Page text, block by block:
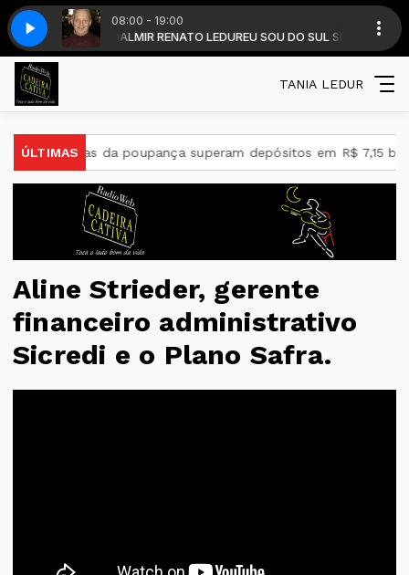
08:00 - 19:00
- com DALMIR RENATO LEDUREU SOU DO SUL SEM FRONTEIRAS -
O SEU CORACAO - 26VINHETA - O SOM QUE TOCA O SEU
TANIA LEDUR
ÚLTIMAS
da poupança superam depósitos em R$ 7,15 bilhões em
Aline Strieder, gerente
financeiro administrativo
Sicredi e o Plano Safra.